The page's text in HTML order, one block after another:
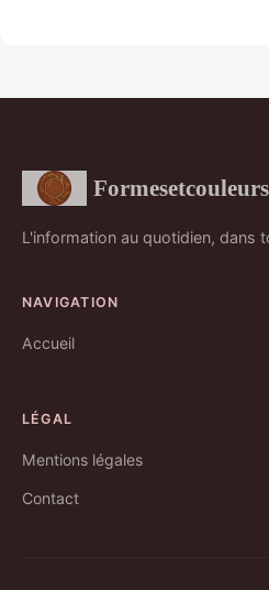
Formesetcouleurs
L'information au quotidien, dans
NAVIGATION
Accueil
LÉGAL
Mentions légales
Contact